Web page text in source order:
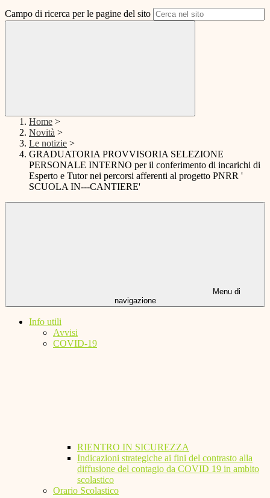
Campo di ricerca per le pagine del sito
Home >
Novità >
Le notizie >
GRADUATORIA PROVVISORIA SELEZIONE
PERSONALE INTERNO per il conferimento di incarichi di
Esperto e Tutor nei percorsi afferenti al progetto PNRR '
SCUOLA IN---CANTIERE'
Menu di
navigazione
Info utili
Avvisi
COVID-19
RIENTRO IN SICUREZZA
Indicazioni strategiche ai fini del contrasto alla
diffusione del contagio da COVID 19 in ambito
scolastico
Orario Scolastico